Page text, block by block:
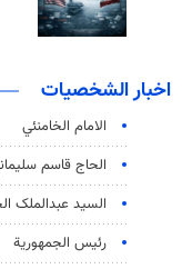
اخبار الشخصيات
الامام الخامنئي
الحاج قاسم
السید عبدالملک
رئيس الجمهورية